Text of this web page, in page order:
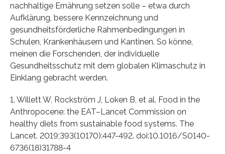
nachhaltige Ernährung setzen solle – etwa durch
Aufklärung, bessere Kennzeichnung und
gesundheitsförderliche Rahmenbedingungen in
Schulen, Krankenhäusern und Kantinen. So könne,
meinen die Forschenden, der individuelle
Gesundheitsschutz mit dem globalen Klimaschutz in
Einklang gebracht werden.
1. Willett W, Rockström J, Loken B, et al. Food in the
Anthropocene: the EAT–Lancet Commission on
healthy diets from sustainable food systems. The
Lancet. 2019;393(10170):447-492. doi:10.1016/S0140-
6736(18)31788-4